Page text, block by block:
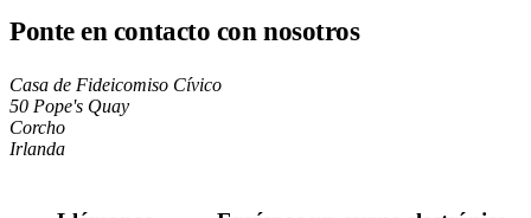
Ponte en contacto con nosotros
Casa de Fideicomiso Cívico
50 Pope's Quay
Corcho
Irlanda